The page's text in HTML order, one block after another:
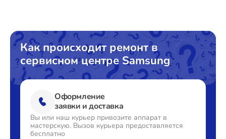
Как происходит ремонт в
сервисном центре Samsung
Оформление
заявки и доставка
Вы или наш курьер привозите аппарат в
мастерскую. Вызов курьера предоставляется
бесплатно